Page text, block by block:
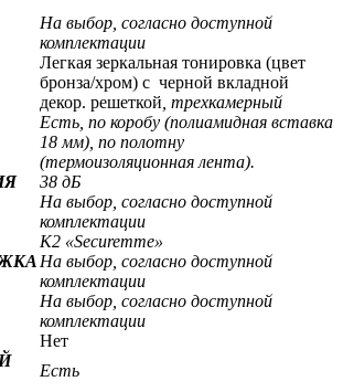
На выбор, согласно доступной
комплектации
Легкая зеркальная тонировка (цвет
бронза/хром) с черной вкладной
декор. решеткой , трехкамерный
Есть, по коробу (полиамидная вставка
18 мм), по полотну
(термоизоляционная лента).
38 дБ
На выбор, согласно доступной
комплектации
К2 «Securemme»
На выбор, согласно доступной
комплектации
На выбор, согласно доступной
комплектации
Нет
Есть